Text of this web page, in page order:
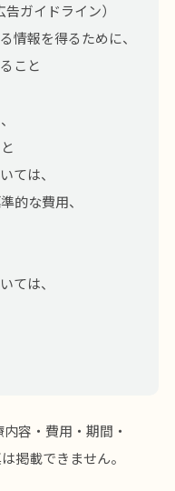
告ガイドライン）
情報を得るために、
こと
ては、
的な費用、
ては、
容・費用・期間・
掲載できません。